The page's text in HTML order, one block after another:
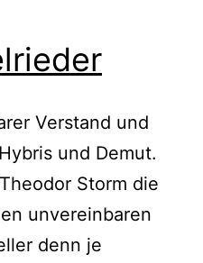
Verstand und
und Demut.
Storm die
unvereinbaren
denn je